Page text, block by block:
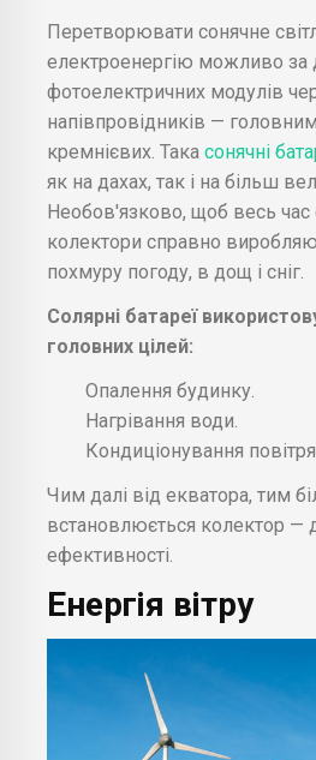
Перетворювати сонячне
електроенергію можливо
фотоелектричних модулів
напівпровідників —
кремнієвих. Така сонячні
як на дахах, так і на більш
Необов'язково, щоб весь час
колектори справно
похмуру погоду, в дощ і сніг.
Солярні батареї
головних цілей:
Опалення будинку.
Нагрівання води.
Кондиціонування
Чим далі від екватора, тим
встановлюється колектор —
ефективності.
Енергія вітру